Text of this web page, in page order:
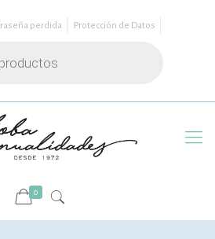
perdida
Protección de Datos
0